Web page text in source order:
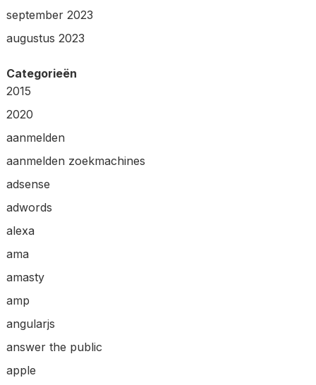
september 2023
augustus 2023
Categorieën
2015
2020
aanmelden
aanmelden zoekmachines
adsense
adwords
alexa
ama
amasty
amp
angularjs
answer the public
apple